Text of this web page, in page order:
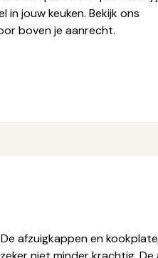
jouw keuken. Bekijk ons
boven je aanrecht.
afzuigkappen en